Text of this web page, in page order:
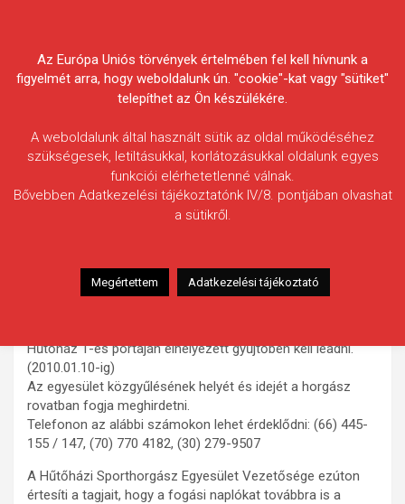
Egyesületek Szövetsége
HÍREK
Hűtőházi SHE Vezetőségének
2010.02.21. morneo.it
Hűtőház 1-es portáján elhelyezett gyűjtőben kell leadni.
(2010.01.10-ig)
Az egyesület közgyűlésének helyét és idejét a horgász
rovatban fogja meghirdetni.
Telefonon az alábbi számokon lehet érdeklődni: (66) 445-
155 / 147, (70) 770 4182, (30) 279-9507
A Hűtőházi Sporthorgász Egyesület Vezetősége ezúton
értesíti a tagjait, hogy a fogási naplókat továbbra is a
Az Európa Uniós törvények értelmében fel kell hívnunk a
figyelmét arra, hogy weboldalunk ún. "cookie"-kat vagy "sütiket"
telepíthet az Ön készülékére.
A weboldalunk által használt sütik az oldal működéséhez
szükségesek, letiltásukkal, korlátozásukkal oldalunk egyes
funkciói elérhetetlenné válnak.
Bővebben Adatkezelési tájékoztatónk IV/8. pontjában olvashat
a sütikről.
Megértettem Adatkezelési tájékoztató